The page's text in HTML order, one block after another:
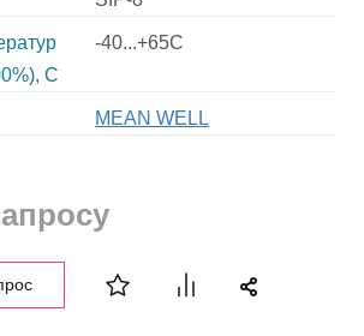
C
-40...+65C
MEAN WELL